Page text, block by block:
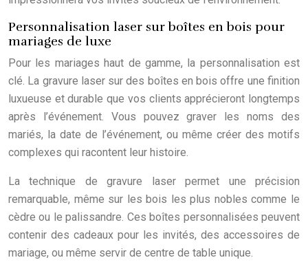
Personnalisation laser sur boîtes en bois pour
mariages de luxe
Pour les mariages haut de gamme, la personnalisation est
clé. La gravure laser sur des boîtes en bois offre une finition
luxueuse et durable que vos clients apprécieront longtemps
après l’événement. Vous pouvez graver les noms des
mariés, la date de l’événement, ou même créer des motifs
complexes qui racontent leur histoire.
La technique de gravure laser permet une précision
remarquable, même sur les bois les plus nobles comme le
cèdre ou le palissandre. Ces boîtes personnalisées peuvent
contenir des cadeaux pour les invités, des accessoires de
mariage, ou même servir de centre de table unique.